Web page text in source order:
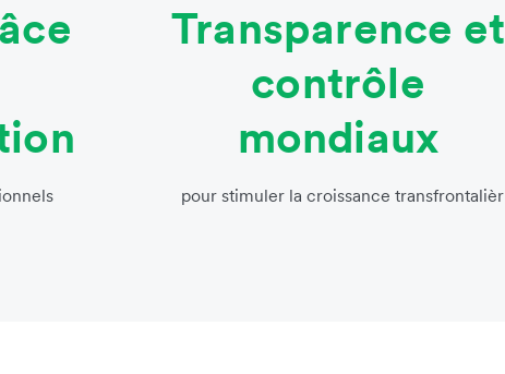
Transparence et
contrôle
mondiaux
pour stimuler la croissance transfrontalièr